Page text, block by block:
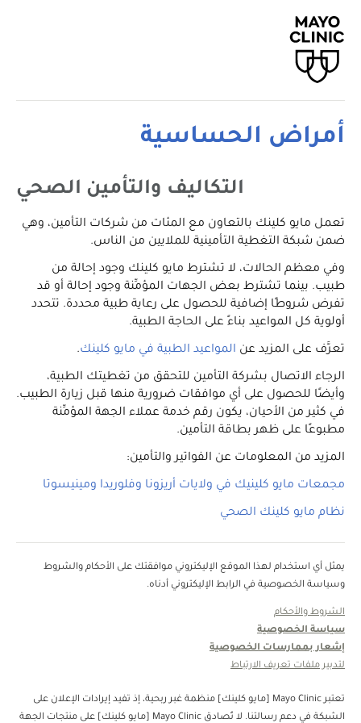
أمراض الحساسية
التكاليف والتأمين الصحي
تعمل مايو كلينك بالتعاون مع المئات من شركات التأمين، وهي
ضمن شبكة التغطية التأمينية للملايين من الناس.
وفي معظم الحالات، لا تشترط مايو كلينك وجود إحالة من
طبيب. بينما تشترط بعض الجهات المؤمِّنة وجود إحالة أو قد
تفرض شروطًا إضافية للحصول على رعاية طبية محددة. تتحدد
أولوية كل المواعيد بناءً على الحاجة الطبية.
تعرَّف على المزيد عن المواعيد الطبية في مايو كلينك.
الرجاء الاتصال بشركة التأمين للتحقق من تغطيتك الطبية،
وأيضًا للحصول على أي موافقات ضرورية منها قبل زيارة الطبيب.
في كثير من الأحيان، يكون رقم خدمة عملاء الجهة المؤمِّنة
مطبوعًا على ظهر بطاقة التأمين.
المزيد من المعلومات عن الفواتير والتأمين:
مجمعات مايو كلينيك في ولايات أريزونا وفلوريدا ومينيسوتا
نظام مايو كلينك الصحي
يمثل أي استخدام لهذا الموقع الإليكتروني موافقتك على الأحكام والشروط
وسياسة الخصوصية في الرابط الإليكتروني أدناه.
الشروط والأحكام
سياسة الخصوصية
إشعار بممارسات الخصوصية
لتدبير ملفات تعريف الارتباط
تعتبر Mayo Clinic [مايو كلينك] منظمة غبر ربحية، إذ تفيد إيرادات الإعلان على
الشبكة في دعم رسالتنا. لا تُصادق Mayo Clinic [مايو كلينك] على منتجات الجهة